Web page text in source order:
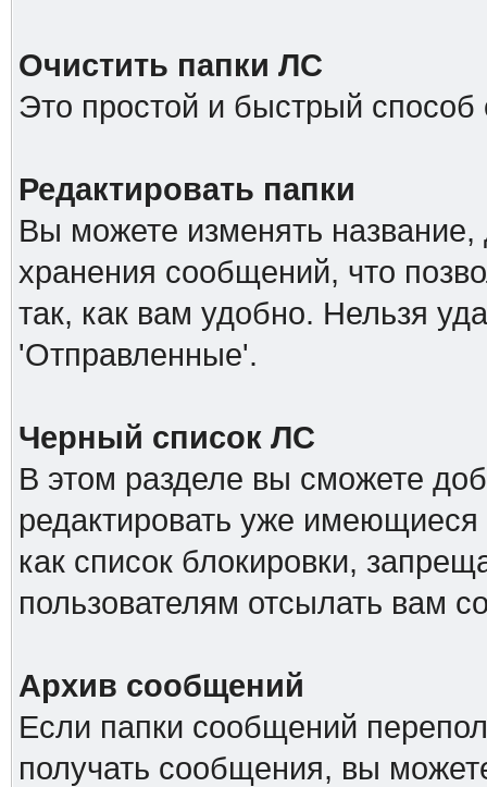
Очистить папки ЛС
Это простой и быстрый способ
Редактировать папки
Вы можете изменять название,
хранения сообщений, что
так, как вам удобно. Нельзя
'Отправленные'.
Черный список ЛС
В этом разделе вы сможете
редактировать уже имеющиеся
как список блокировки,
пользователям отсылать вам
Архив сообщений
Если папки сообщений
получать сообщения, вы